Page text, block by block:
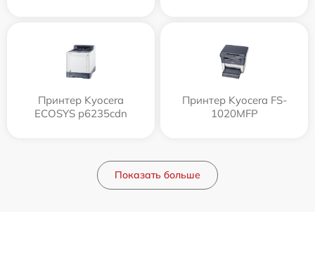
Принтер Kyocera
ECOSYS p6235cdn
Принтер Kyocera FS-
1020MFP
Показать больше